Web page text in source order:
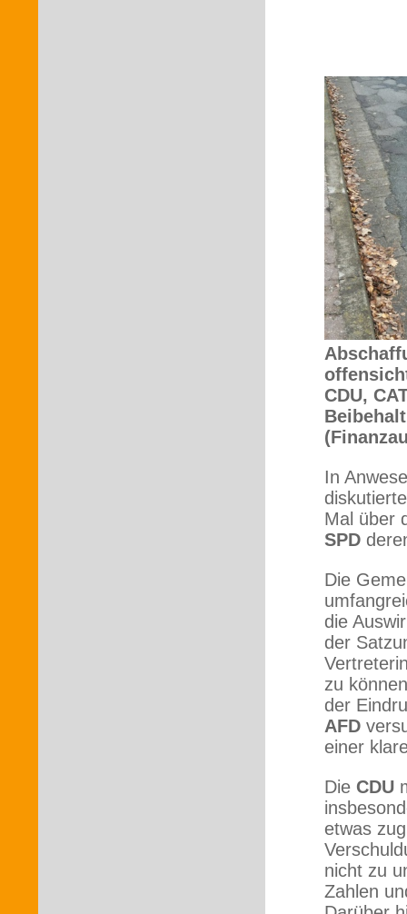
CDU,
In
Mal über
SPD
Die
die
der
zu
der
AFD
einer
Die CDU
etwas
nicht zu
Zahlen